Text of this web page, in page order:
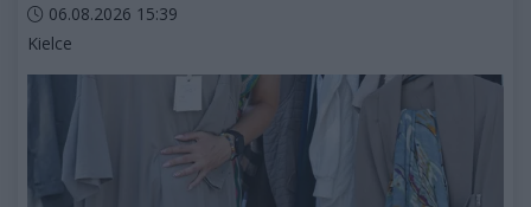
Data dodania artykułu:
06.08.2026 15:39
Kategorie artykułu:
Kielce